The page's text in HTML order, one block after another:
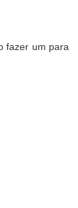
fazer um para